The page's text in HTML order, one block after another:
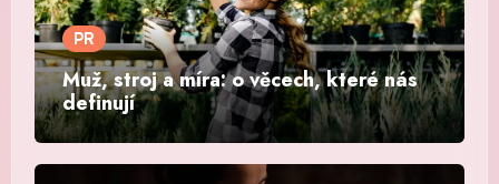
PR
Muž, stroj a míra: o věcech, které nás
definují